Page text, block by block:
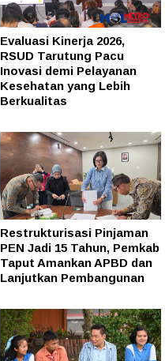
Evaluasi Kinerja 2026,
RSUD Tarutung Pacu
Inovasi demi Pelayanan
Kesehatan yang Lebih
Berkualitas
Restrukturisasi Pinjaman
PEN Jadi 15 Tahun, Pemkab
Taput Amankan APBD dan
Lanjutkan Pembangunan